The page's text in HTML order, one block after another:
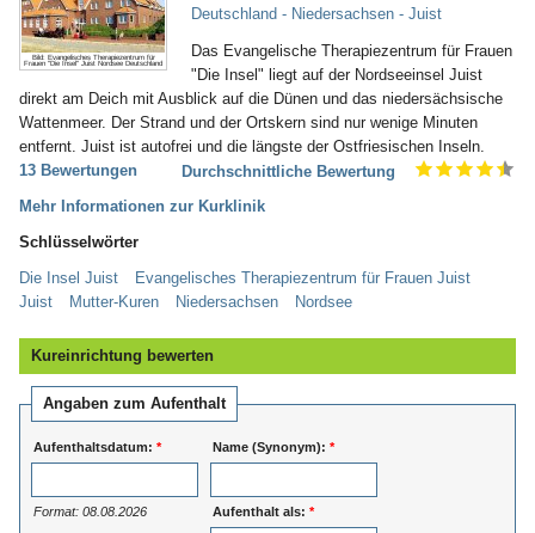
Bild: Evangelisches Therapiezentrum für
Frauen "Die Insel" Juist Nordsee Deutschland
Deutschland - Niedersachsen - Juist
Das Evangelische Therapiezentrum für Frauen
"Die Insel" liegt auf der Nordseeinsel Juist
direkt am Deich mit Ausblick auf die Dünen und das niedersächsische
Wattenmeer. Der Strand und der Ortskern sind nur wenige Minuten
entfernt. Juist ist autofrei und die längste der Ostfriesischen Inseln.
13 Bewertungen
Durchschnittliche Bewertung
Mehr Informationen zur Kurklinik
Schlüsselwörter
Die Insel Juist
Evangelisches Therapiezentrum für Frauen Juist
Juist
Mutter-Kuren Niedersachsen Nordsee
Kureinrichtung bewerten
Angaben zum Aufenthalt
Aufenthaltsdatum: *
Format: 08.08.2026
Name (Synonym): *
Aufenthalt als: *